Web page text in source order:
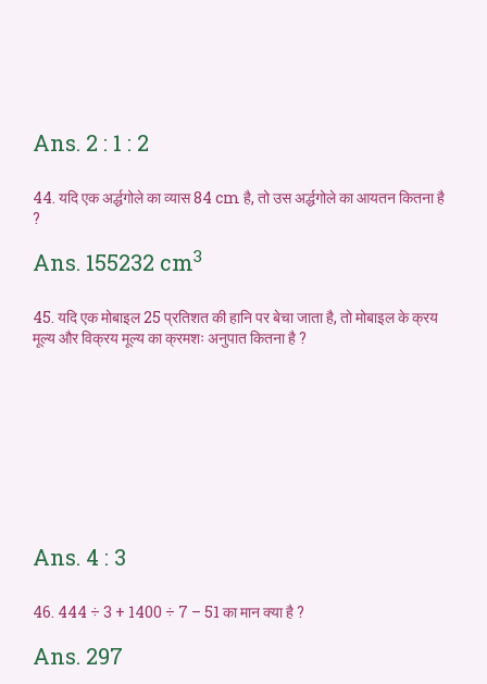
Ans. 2 : 1 : 2
44. यदि एक अर्द्धगोले का व्यास 84 cm है, तो उस अर्द्धगोले का आयतन कितना है
?
Ans. 155232 cm3
45. यदि एक मोबाइल 25 प्रतिशत की हानि पर बेचा जाता है, तो मोबाइल के क्रय
मूल्य और विक्रय मूल्य का क्रमशः अनुपात कितना है ?
Ans. 4 : 3
46. 444 ÷ 3 + 1400 ÷ 7 – 51 का मान क्या है ?
Ans. 297